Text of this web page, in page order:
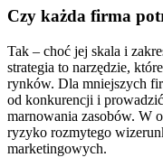
Czy każda firma
Tak – choć jej skala i
strategia to narzędzie,
rynków. Dla mniejszych
od konkurencji i
marnowania zasobów. W
ryzyko rozmytego
marketingowych.